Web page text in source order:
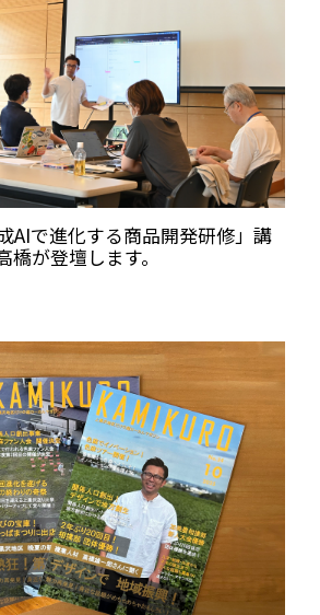
AIで進化する商品開発研修」講
が登壇します。